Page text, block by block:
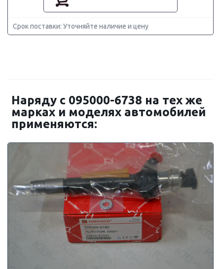
Срок поставки: Уточняйте наличие и цену
Наряду с 095000-6738 на тех же
марках и моделях автомобилей
применяются: